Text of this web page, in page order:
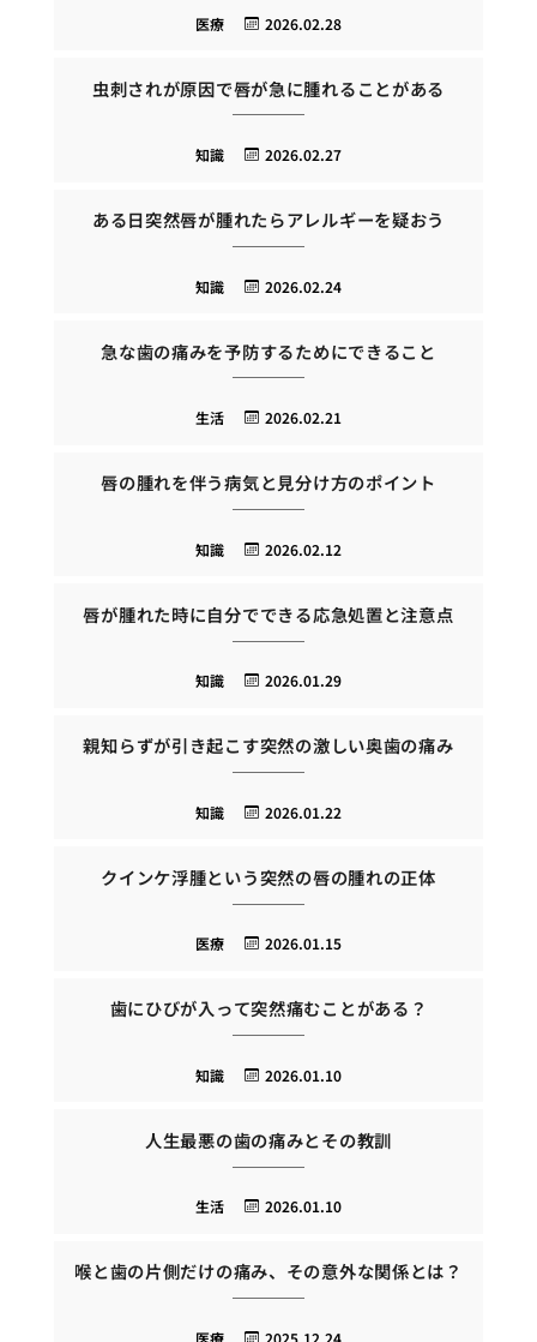
2026.02.28
医療
虫刺されが原因で唇が急に腫れることがある
2026.02.27
知識
ある日突然唇が腫れたらアレルギーを疑おう
2026.02.24
知識
急な歯の痛みを予防するためにできること
2026.02.21
生活
唇の腫れを伴う病気と見分け方のポイント
2026.02.12
知識
唇が腫れた時に自分でできる応急処置と注意点
2026.01.29
知識
親知らずが引き起こす突然の激しい奥歯の痛み
2026.01.22
知識
クインケ浮腫という突然の唇の腫れの正体
2026.01.15
医療
歯にひびが入って突然痛むことがある？
2026.01.10
知識
人生最悪の歯の痛みとその教訓
2026.01.10
生活
喉と歯の片側だけの痛み、その意外な関係とは？
2025.12.24
医療